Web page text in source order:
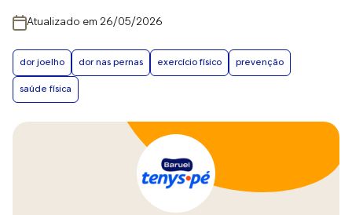
Atualizado em 26/05/2026
dor joelho dor nas pernas exercício físico prevenção
saúde física